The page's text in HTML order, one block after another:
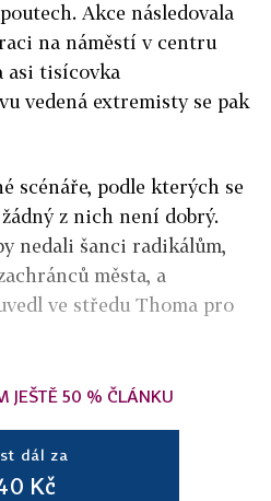
Akce následovala
na náměstí v centru
asi tisícovka
vedená extremisty se pak
scénáře, podle kterých se
z nich není dobrý.
nedali šanci radikálům,
města, a
ve středu Thoma pro
JEŠTĚ 50 % ČLÁNKU
dál za
Kč